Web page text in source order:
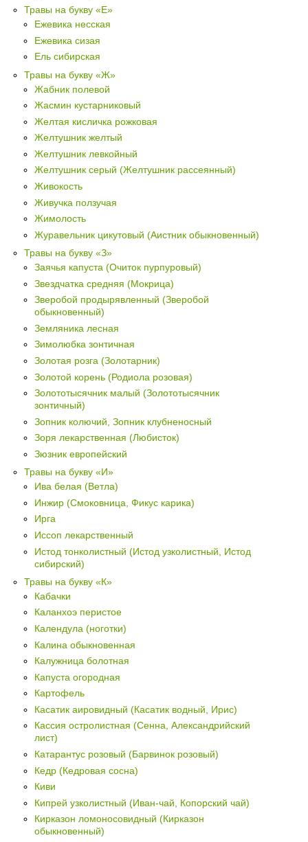
Травы на букву «Е»
Ежевика несская
Ежевика сизая
Ель сибирская
Травы на букву «Ж»
Жабник полевой
Жасмин кустарниковый
Желтая кисличка рожковая
Желтушник желтый
Желтушник левкойный
Желтушник серый (Желтушник рассеянный)
Живокость
Живучка ползучая
Жимолость
Журавельник цикутовый (Аистник обыкновенный)
Травы на букву «З»
Заячья капуста (Очиток пурпуровый)
Звездчатка средняя (Мокрица)
Зверобой продырявленный (Зверобой
обыкновенный)
Земляника лесная
Зимолюбка зонтичная
Золотая розга (Золотарник)
Золотой корень (Родиола розовая)
Золототысячник малый (Золототысячник
зонтичный)
Зопник колючий, Зопник клубненосный
Зоря лекарственная (Любисток)
Зюзник европейский
Травы на букву «И»
Ива белая (Ветла)
Инжир (Смоковница, Фикус карика)
Ирга
Иссоп лекарственный
Истод тонколистный (Истод узколистный, Истод
сибирский)
Травы на букву «К»
Кабачки
Каланхоэ перистое
Календула (ноготки)
Калина обыкновенная
Калужница болотная
Капуста огородная
Картофель
Касатик аировидный (Касатик водный, Ирис)
Кассия остролистная (Сенна, Александрийский
лист)
Катарантус розовый (Барвинок розовый)
Кедр (Кедровая сосна)
Киви
Кипрей узколистный (Иван-чай, Копорский чай)
Кирказон ломоносовидный (Кирказон
обыкновенный)